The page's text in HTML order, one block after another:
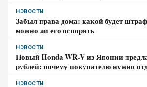
НОВОСТИ
Забыл права дома: какой будет
можно ли его оспорить
НОВОСТИ
Новый Honda WR-V из Японии
рублей: почему покупателю нужно
НОВОСТИ